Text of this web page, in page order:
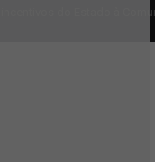
do Estado à